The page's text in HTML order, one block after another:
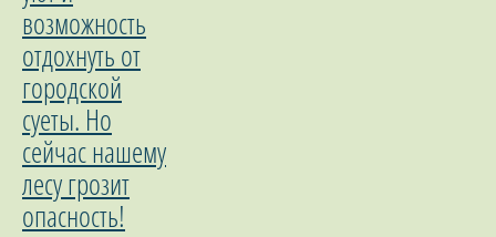
возможность
отдохнуть от
городской
суеты. Но
сейчас нашему
лесу грозит
опасность!